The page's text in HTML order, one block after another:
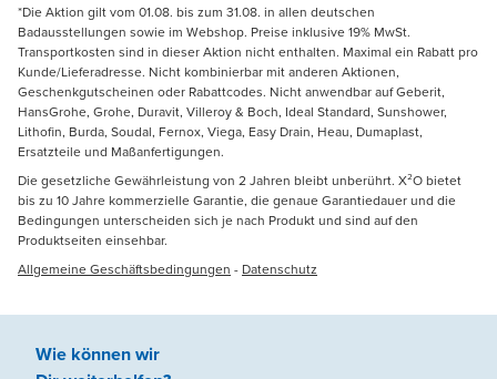
*Die Aktion gilt vom 01.08. bis zum 31.08. in allen deutschen
Badausstellungen sowie im Webshop. Preise inklusive 19% MwSt.
Transportkosten sind in dieser Aktion nicht enthalten. Maximal ein Rabatt pro
Kunde/Lieferadresse. Nicht kombinierbar mit anderen Aktionen,
Geschenkgutscheinen oder Rabattcodes. Nicht anwendbar auf Geberit,
HansGrohe, Grohe, Duravit, Villeroy & Boch, Ideal Standard, Sunshower,
Lithofin, Burda, Soudal, Fernox, Viega, Easy Drain, Heau, Dumaplast,
Ersatzteile und Maßanfertigungen.
Die gesetzliche Gewährleistung von 2 Jahren bleibt unberührt. X²O bietet
bis zu 10 Jahre kommerzielle Garantie, die genaue Garantiedauer und die
Bedingungen unterscheiden sich je nach Produkt und sind auf den
Produktseiten einsehbar.
Allgemeine Geschäftsbedingungen - Datenschutz
Wie können wir